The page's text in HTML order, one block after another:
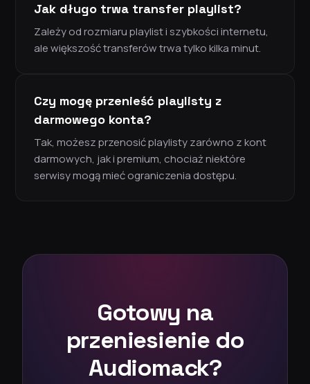
Jak długo trwa transfer playlist?
Zależy od rozmiaru playlist i szybkości internetu,
ale większość transferów trwa tylko kilka minut.
Czy mogę przenieść playlisty z
darmowego konta?
Tak, możesz przenosić playlisty zarówno z kont
darmowych, jak i premium, chociaż niektóre
serwisy mogą mieć ograniczenia dostępu.
Gotowy na
przeniesienie do
Audiomack?